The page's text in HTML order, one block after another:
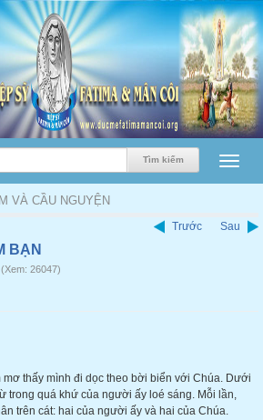
VÀ CẦU NGUYỆN
Trước Sau
BẠN
(Xem: 26047)
mơ thấy mình đi dọc theo bời biển với Chúa. Dưới
trong quá khứ của người ấy loé sáng. Mỗi lần,
trên cát: hai của người ấy và hai của Chúa.